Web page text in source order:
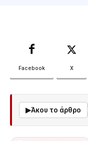
Facebook X
▶Άκου το άρθρο